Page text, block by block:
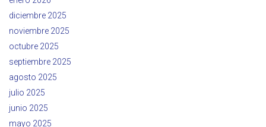
diciembre 2025
noviembre 2025
octubre 2025
septiembre 2025
agosto 2025
julio 2025
junio 2025
mayo 2025